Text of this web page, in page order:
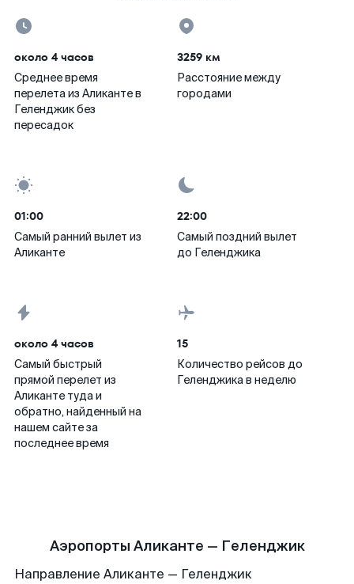
около 4 часов
Среднее время
перелета из Аликанте в
Геленджик без
пересадок
3259 км
Расстояние между
городами
01:00
Самый ранний вылет из
Аликанте
22:00
Самый поздний вылет
до Геленджика
около 4 часов
Самый быстрый
прямой перелет из
Аликанте туда и
обратно, найденный на
нашем сайте за
последнее время
15
Количество рейсов до
Геленджика в неделю
Аэропорты Аликанте — Геленджик
Направление Аликанте — Геленджик